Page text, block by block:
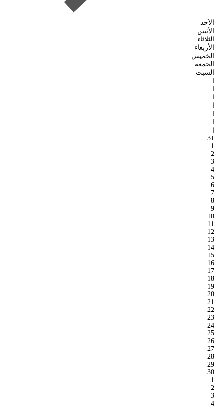
الأحد
الأثنين
الثلاثاء
الأربعاء
الخميس
الجمعة
السبت
31
1
2
3
4
5
6
7
8
9
10
11
12
13
14
15
16
17
18
19
20
21
22
23
24
25
26
27
28
29
30
1
2
3
4